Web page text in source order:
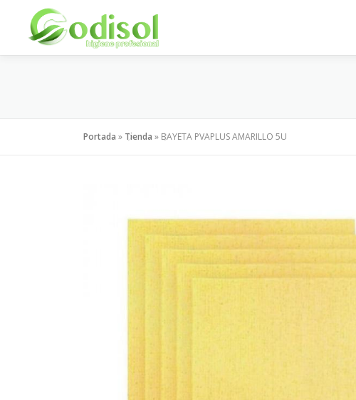
contenido
Portada » Tienda » BAYETA PVAPLUS AMARILLO 5U